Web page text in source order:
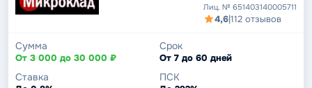
Лиц. № 651403140005711
4,6|112 отзывов
Сумма
От 3 000 до 30 000 ₽
Срок
От 7 до 60 дней
Ставка ПСК